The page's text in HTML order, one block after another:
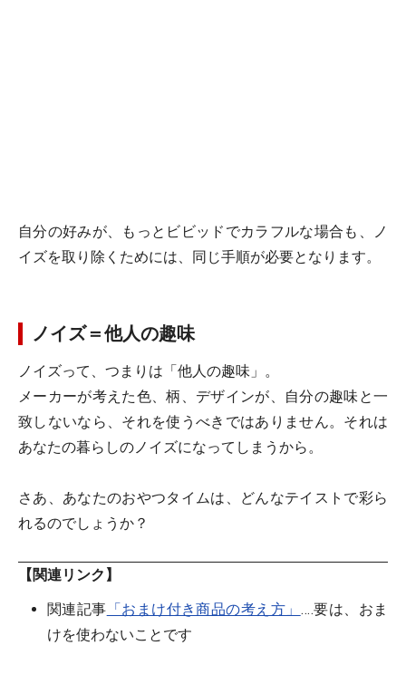
自分の好みが、もっとビビッドでカラフルな場合も、ノ
イズを取り除くためには、同じ手順が必要となります。
ノイズ＝他人の趣味
ノイズって、つまりは「他人の趣味」。
メーカーが考えた色、柄、デザインが、自分の趣味と一
致しないなら、それを使うべきではありません。それは
あなたの暮らしのノイズになってしまうから。
さあ、あなたのおやつタイムは、どんなテイストで彩ら
れるのでしょうか？
【関連リンク】
関連記事 「おまけ付き商品の考え方」 ‥‥要は、おま
けを使わないことです